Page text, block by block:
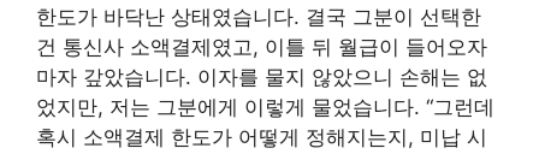
한도가 바닥난 상태였습니다. 결국 그분이 선택한
건 통신사 소액결제였고, 이틀 뒤 월급이 들어오자
마자 갚았습니다. 이자를 물지 않았으니 손해는 없
었지만, 저는 그분에게 이렇게 물었습니다. “그런데
혹시 소액결제 한도가 어떻게 정해지는지, 미납 시